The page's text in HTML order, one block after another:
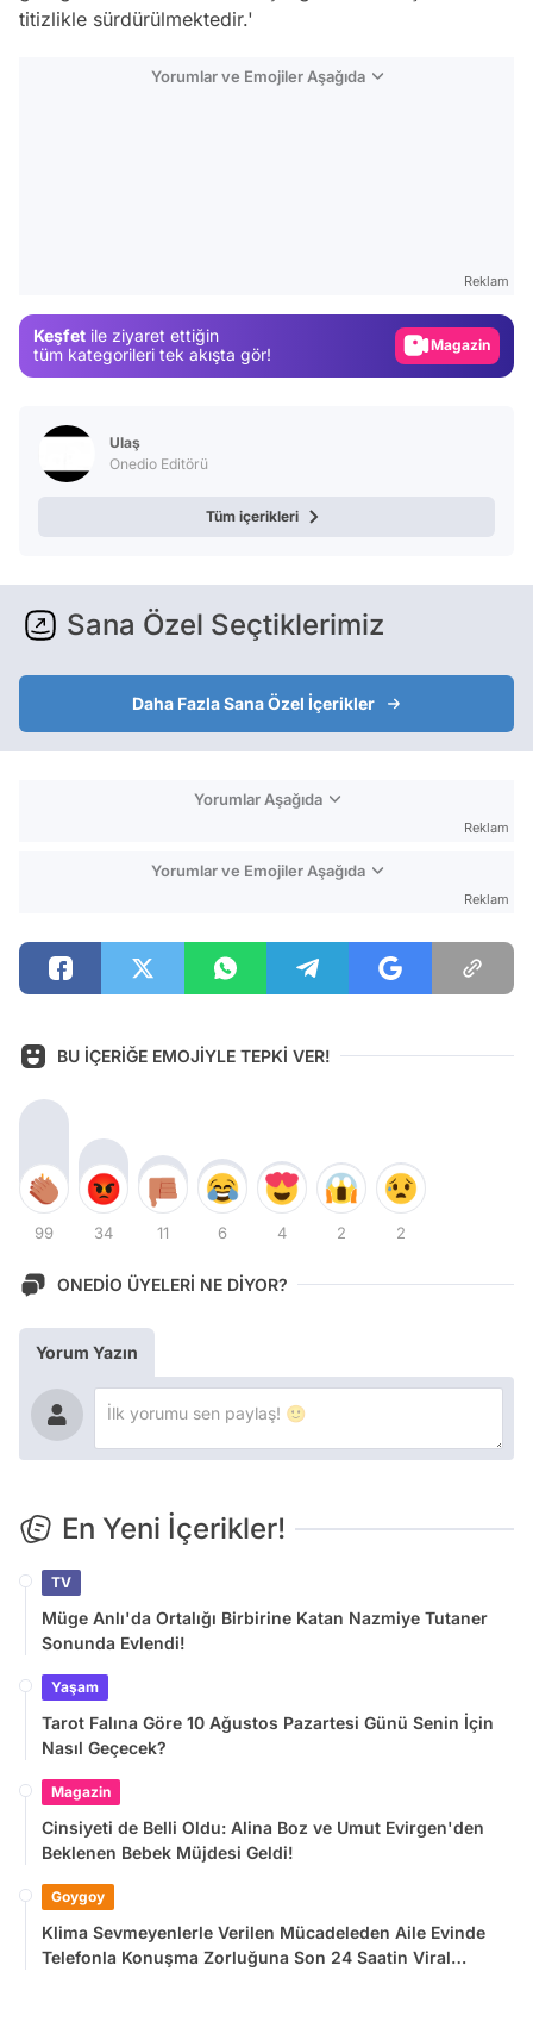
titizlikle sürdürülmektedir.'
Yorumlar ve Emojiler Aşağıda
Reklam
Keşfet ile ziyaret ettiğin
tüm kategorileri tek akışta gör!
Magazin
Ulaş
Onedio Editörü
Tüm içerikleri
Sana Özel Seçtiklerimiz
Daha Fazla Sana Özel İçerikler
Yorumlar Aşağıda
Reklam
Yorumlar ve Emojiler Aşağıda
Reklam
BU İÇERİĞE EMOJİYLE TEPKİ VER!
99 34 11 6 4 2 2
ONEDİO ÜYELERİ NE DİYOR?
Yorum Yazın
En Yeni İçerikler!
TV
Müge Anlı'da Ortalığı Birbirine Katan Nazmiye Tutaner
Sonunda Evlendi!
Yaşam
Tarot Falına Göre 10 Ağustos Pazartesi Günü Senin İçin
Nasıl Geçecek?
Magazin
Cinsiyeti de Belli Oldu: Alina Boz ve Umut Evirgen'den
Beklenen Bebek Müjdesi Geldi!
Goygoy
Klima Sevmeyenlerle Verilen Mücadeleden Aile Evinde
Telefonla Konuşma Zorluğuna Son 24 Saatin Viral